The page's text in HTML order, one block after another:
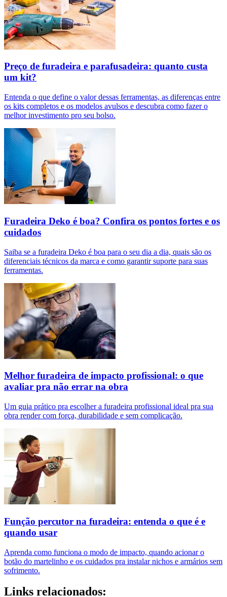
Preço de furadeira e parafusadeira: quanto custa
um kit?
Entenda o que define o valor dessas ferramentas, as diferenças entre
os kits completos e os modelos avulsos e descubra como fazer o
melhor investimento pro seu bolso.
Furadeira Deko é boa? Confira os pontos fortes e os
cuidados
Saiba se a furadeira Deko é boa para o seu dia a dia, quais são os
diferenciais técnicos da marca e como garantir suporte para suas
ferramentas.
Melhor furadeira de impacto profissional: o que
avaliar pra não errar na obra
Um guia prático pra escolher a furadeira profissional ideal pra sua
obra render com força, durabilidade e sem complicação.
Função percutor na furadeira: entenda o que é e
quando usar
Aprenda como funciona o modo de impacto, quando acionar o
botão do martelinho e os cuidados pra instalar nichos e armários sem
sofrimento.
Links relacionados: